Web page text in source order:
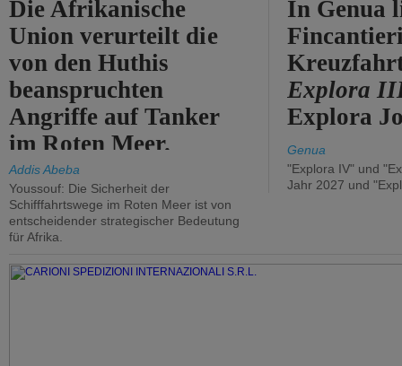
Die Afrikanische
Union verurteilt die
von den Huthis
beanspruchten
Angriffe auf Tanker
im Roten Meer.
Addis Abeba
Youssouf: Die Sicherheit der
Schifffahrtswege im Roten Meer ist von
entscheidender strategischer Bedeutung
für Afrika.
In Genua
Explora
Explora
Genua
"Explora IV" und
Jahr 2027 und